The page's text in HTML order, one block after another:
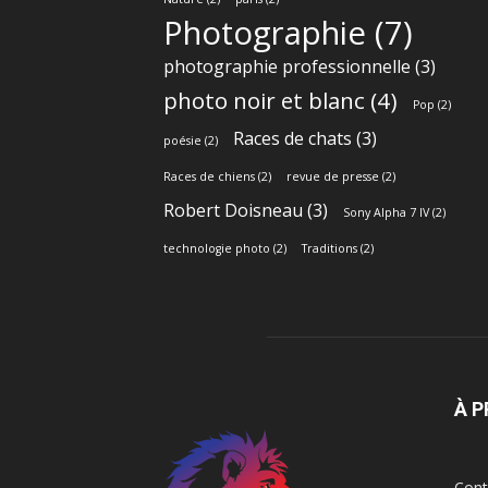
Photographie (7)
photographie professionnelle (3)
photo noir et blanc (4) Pop (2)
poésie (2) Races de chats (3)
Races de chiens (2) revue de presse (2)
Robert Doisneau (3) Sony Alpha 7 IV(2)
technologie photo (2) Traditions (2)
À